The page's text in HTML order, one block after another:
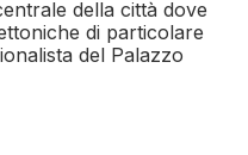
della città dove
di particolare
del Palazzo